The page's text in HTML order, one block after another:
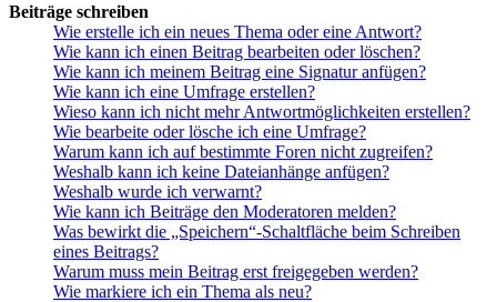
Beiträge schreiben
Wie erstelle ich ein neues Thema oder eine Antwort?
Wie kann ich einen Beitrag bearbeiten oder löschen?
Wie kann ich meinem Beitrag eine Signatur anfügen?
Wie kann ich eine Umfrage erstellen?
Wieso kann ich nicht mehr Antwortmöglichkeiten erstellen?
Wie bearbeite oder lösche ich eine Umfrage?
Warum kann ich auf bestimmte Foren nicht zugreifen?
Weshalb kann ich keine Dateianhänge anfügen?
Weshalb wurde ich verwarnt?
Wie kann ich Beiträge den Moderatoren melden?
Was bewirkt die „Speichern“-Schaltfläche beim Schreiben
eines Beitrags?
Warum muss mein Beitrag erst freigegeben werden?
Wie markiere ich ein Thema als neu?